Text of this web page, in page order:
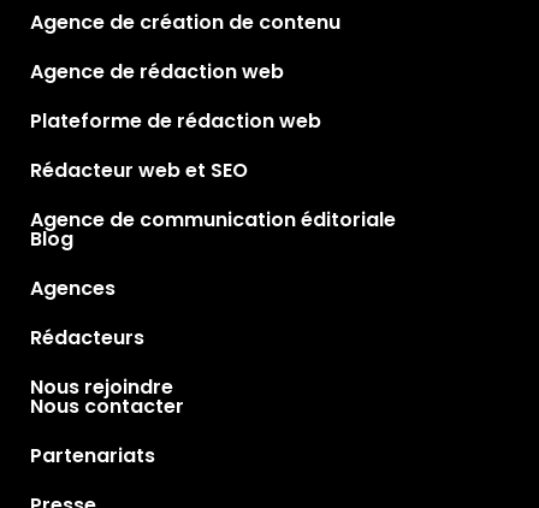
Agence de création de contenu
Agence de rédaction web
Plateforme de rédaction web
Rédacteur web et SEO
Agence de communication éditoriale
Blog
Agences
Rédacteurs
Nous rejoindre
Nous contacter
Partenariats